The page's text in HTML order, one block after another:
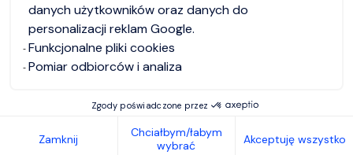
danych użytkowników oraz danych do
personalizacji reklam Google.
Funkcjonalne pliki cookies
Pomiar odbiorców i analiza
Zgody poświadczone przez
Zamknij
Chciałbym/łabym
wybrać
Akceptuję wszystko
Gdzie znajdują się biura Morgan Philips
w mojej okolicy?